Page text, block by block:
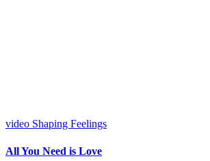
video Shaping Feelings
All You Need is Love